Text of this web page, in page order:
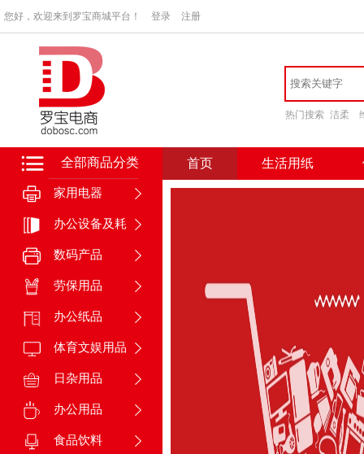
您好，欢迎来到罗宝商城平台！ 登录 注册
热门搜索 洁柔
全部商品分类
家用电器
办公设备及耗
材
数码产品
劳保用品
办公纸品
体育文娱用品
日杂用品
办公用品
食品饮料
首页 生活用纸